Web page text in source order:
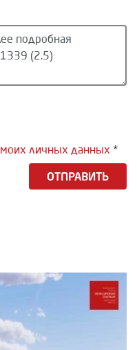
моих личных данных *
ОТПРАВИТЬ